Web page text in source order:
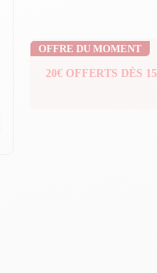
OFFRE DU MOMENT
20€ OFFERTS DÈS